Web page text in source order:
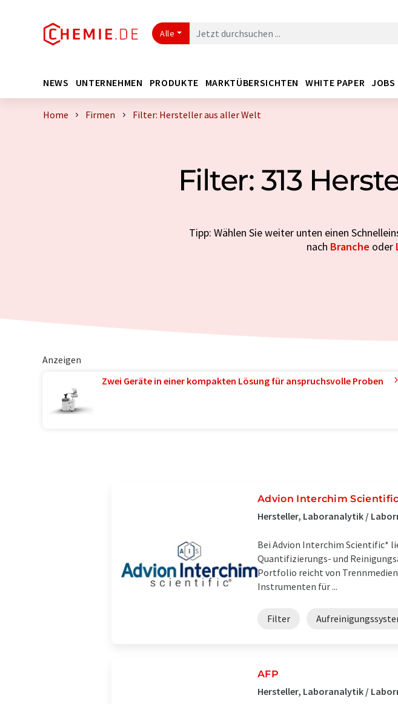
Alle
NEWS UNTERNEHMEN PRODUKTE MARKTÜBERSICHTEN WHITE PAPER JOBS
Home Firmen Filter: Hersteller aus aller Welt
Filter: 313
Tipp: Wählen Sie weiter unten einen
nach Branche oder
Anzeigen
Zwei Geräte in einer kompakten Lösung für anspruchsvolle Proben
Advion Interchim Scientific
Hersteller, Laboranalytik /
Bei Advion Interchim Scientific*
Quantifizierungs- und
Portfolio reicht von Trennmedien
Instrumenten für ...
Filter
AFP
Hersteller, Laboranalytik /